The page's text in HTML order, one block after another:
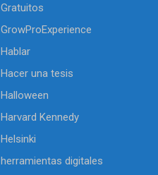
Gratuitos
GrowProExperience
Hablar
Hacer una tesis
Halloween
Harvard Kennedy
Helsinki
herramientas digitales